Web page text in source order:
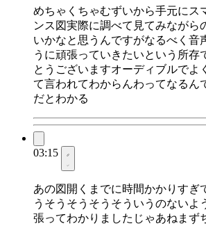
めちゃくちゃむずいから手元にス
ンス図実際に調べて見てみながら
いかなと思うんですがなるべく音
うに頑張っていきたいという所存
とうございますオーディブルでよ
て言われてわからんわってなるん
だとわかる
03:15
あの図開くまでに時間かかりすぎ
うそうそうそうそういうのないよ
張ってわかりましたじゃあねまず